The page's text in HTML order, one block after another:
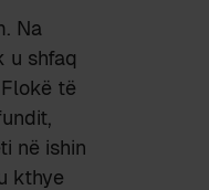
Na
u shfaq
të
në ishin
kthye